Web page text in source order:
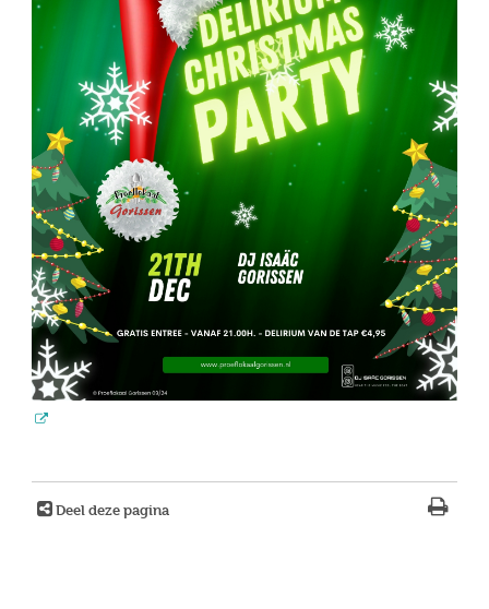
Deel deze pagina